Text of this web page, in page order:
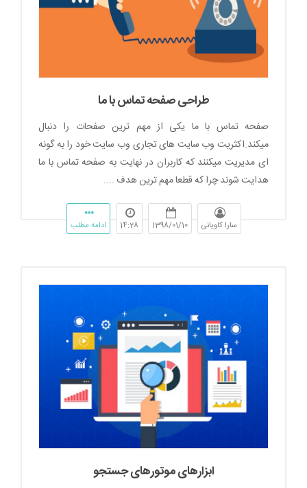
طراحی صفحه تماس با ما
صفحه تماس با ما یکی از مهم ترین صفحات را دنبال
میکند.اکثریت وب سایت های تجاری وب سایت خود را به گونه
ای مدیریت میکنند که کاربران در نهایت به صفحه تماس با ما
هدایت شوند چرا که قطعا مهم ترین هدف ....
سارا کاویانی 1398/01/10
14:28 ادامه مطلب
ابزارهای موتورهای جستجو